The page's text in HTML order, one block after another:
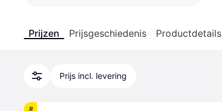
Prijzen Prijsgeschiedenis Productdetails
Prijs incl. levering